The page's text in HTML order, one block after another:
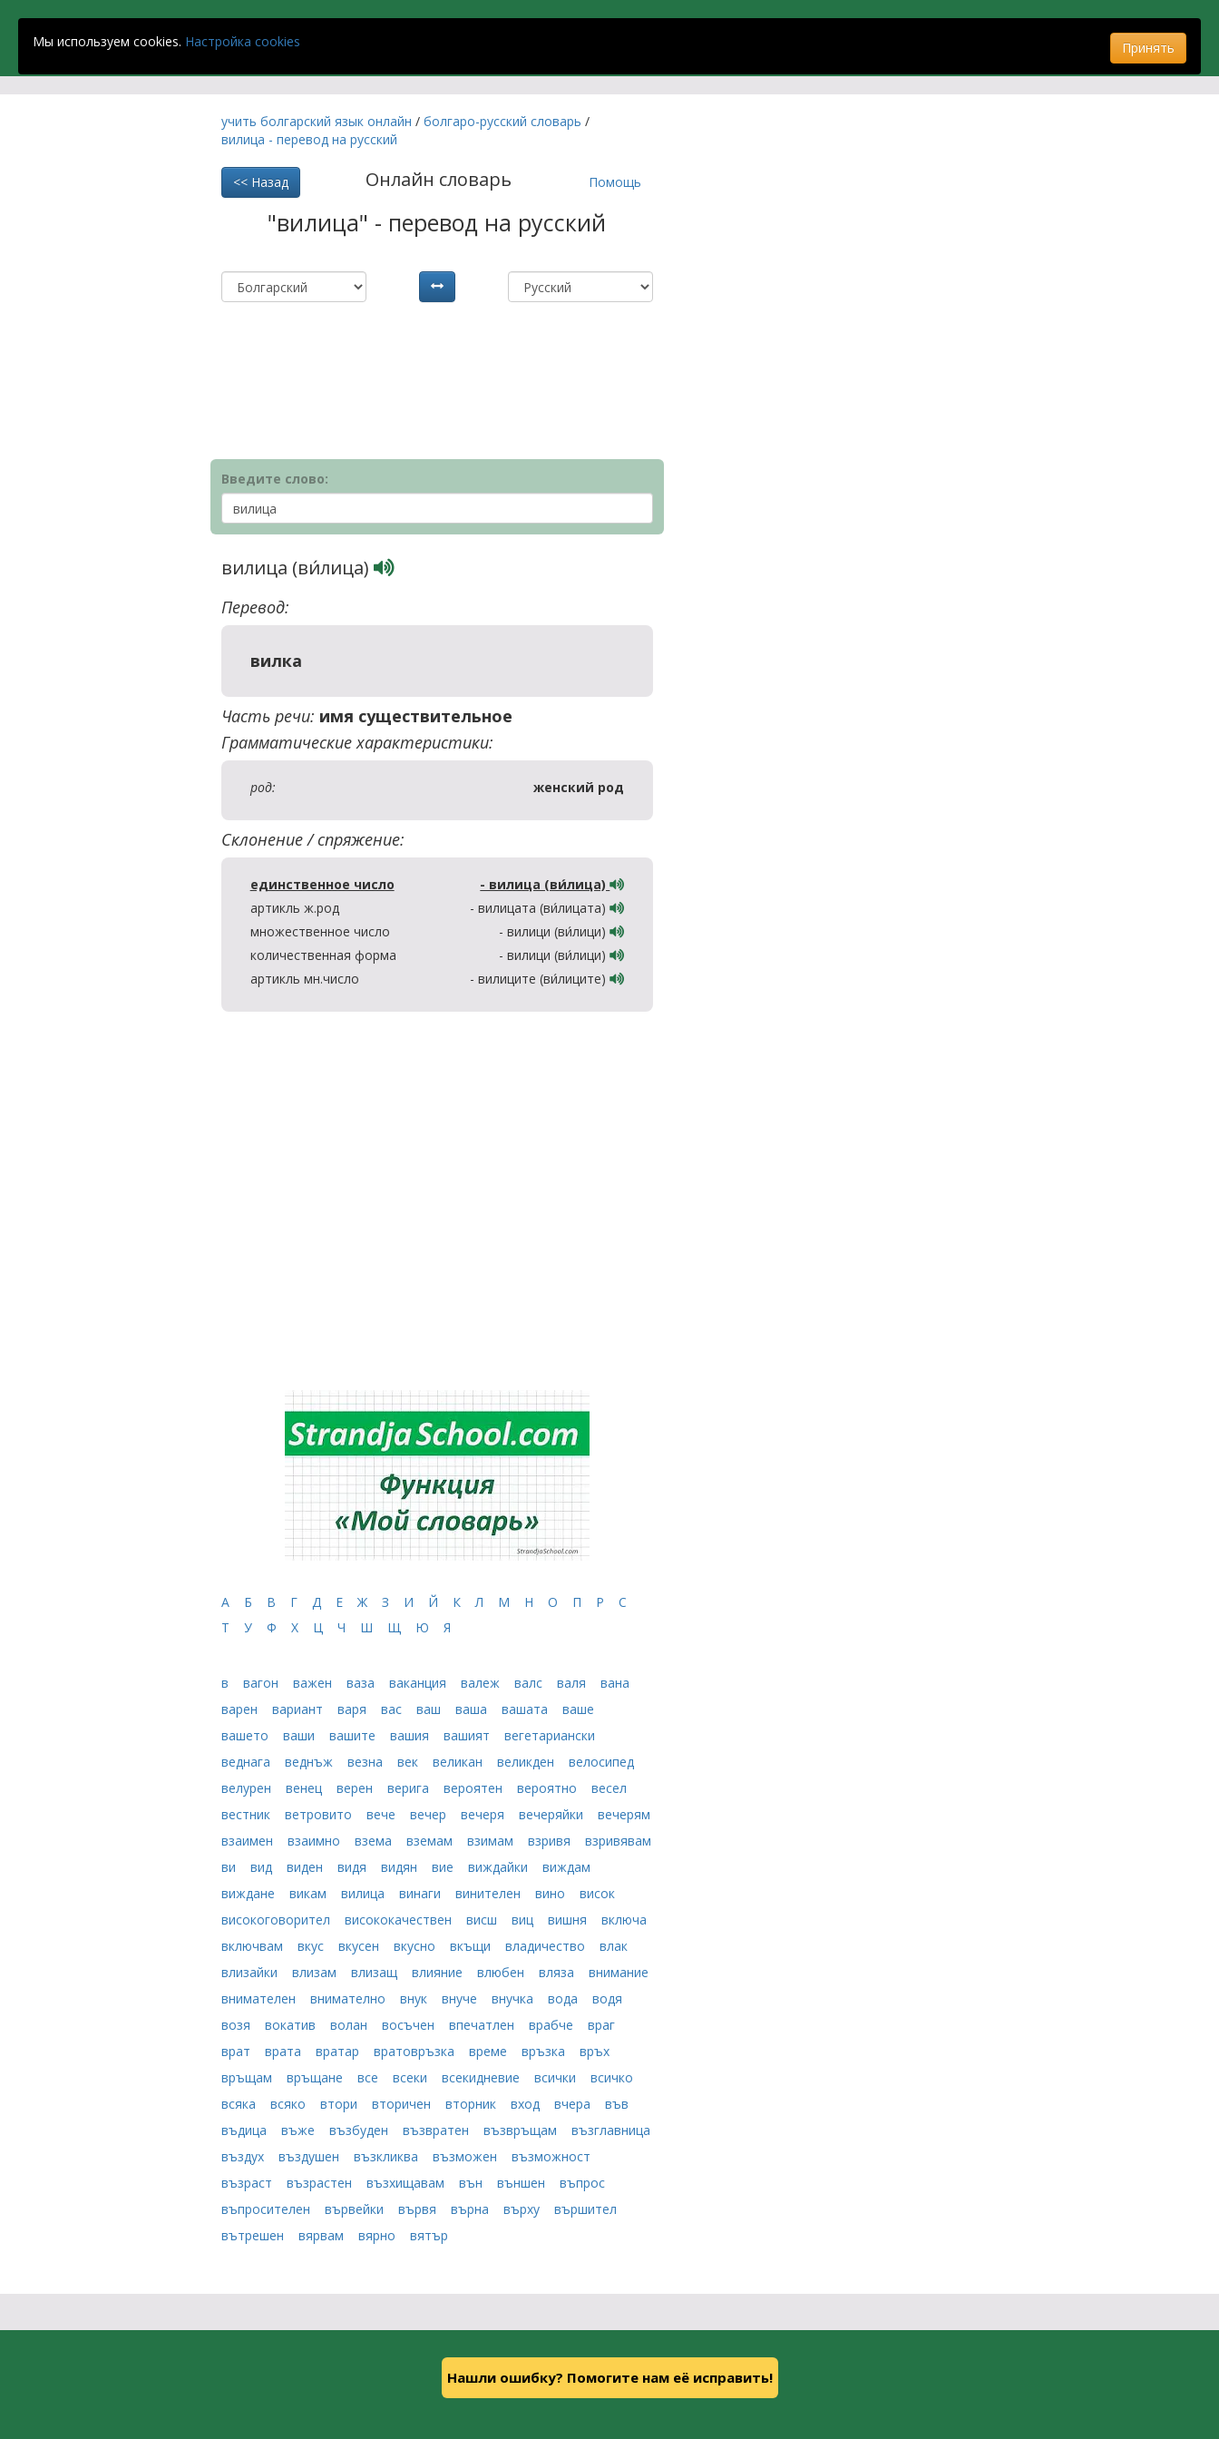
Strandja School
учить болгарский язык онлайн / болгаро-русский словарь /
вилица - перевод на русский
<< Назад Онлайн словарь Помощь
"вилица" - перевод на русский
Введите слово:
вилица (ви́лица)
Перевод:
вилка
Часть речи: имя существительное
Грамматические характеристики:
род: женский род
Склонение / спряжение:
единственное число
- вилица (ви́лица)
артикль ж.род
- вилицата (ви́лицата)
множественное число
- вилици (ви́лици)
количественная форма
- вилици (ви́лици)
артикль мн.число
- вилиците (ви́лиците)
А Б В Г Д Е Ж З И Й К Л М Н О П Р
С
Т
У Ф Х Ц Ч Ш Щ Ю Я
в вагон важен ваза ваканция валеж валс валя
вана
варен
вариант варя вас ваш ваша вашата
ваше
вашето
ваши вашите вашия вашият
вегетариански
веднага
веднъж везна век великан великден
велосипед
велурен
венец верен верига вероятен вероятно
весел
вестник
ветровито вече вечер вечеря вечеряйки
вечерям
взаимен
взаимно взема вземам взимам взривя
взривявам
ви
вид виден видя видян вие виждайки
виждам
виждане
викам вилица винаги винителен вино
висок
високоговорител
висококачествен висш виц вишня
включа
включвам
вкус вкусен вкусно вкъщи владичество
влак
влизайки
влизам влизащ влияние влюбен вляза
внимание
внимателен
внимателно внук внуче внучка вода
водя
возя
вокатив волан восъчен впечатлен врабче
враг
врат
врата вратар вратовръзка време връзка
връх
връщам
връщане все всеки всекидневие всички
всичко
всяка
всяко втори вторичен вторник вход вчера
във
въдица
въже възбуден възвратен възвръщам
възглавница
въздух
въздушен възкликва възможен
възможност
възраст
възрастен възхищавам вън външен
въпрос
въпросителен
вървейки вървя върна върху
вършител
вътрешен
вярвам вярно вятър
Мы используем cookies. Настройка cookies Принять
Нашли ошибку? Помогите нам её исправить!